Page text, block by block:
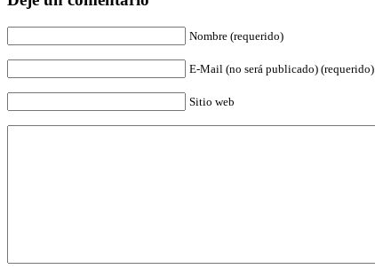
Nombre (requerido)
E-Mail (no será publicado) (requerido)
Sitio web